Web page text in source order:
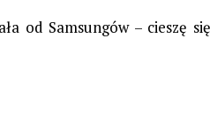
od Samsungów – cieszę